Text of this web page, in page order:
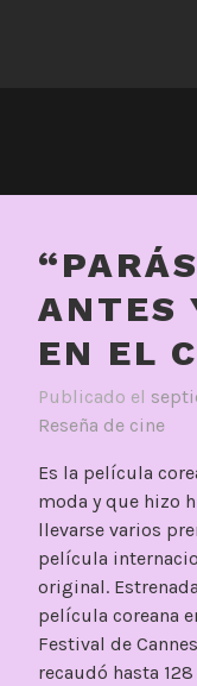
ANTES
EN EL
Publicado el
Reseña de cine
Es la película
moda y que hizo
llevarse varios
película
original.
película coreana
Festival de
recaudó hasta